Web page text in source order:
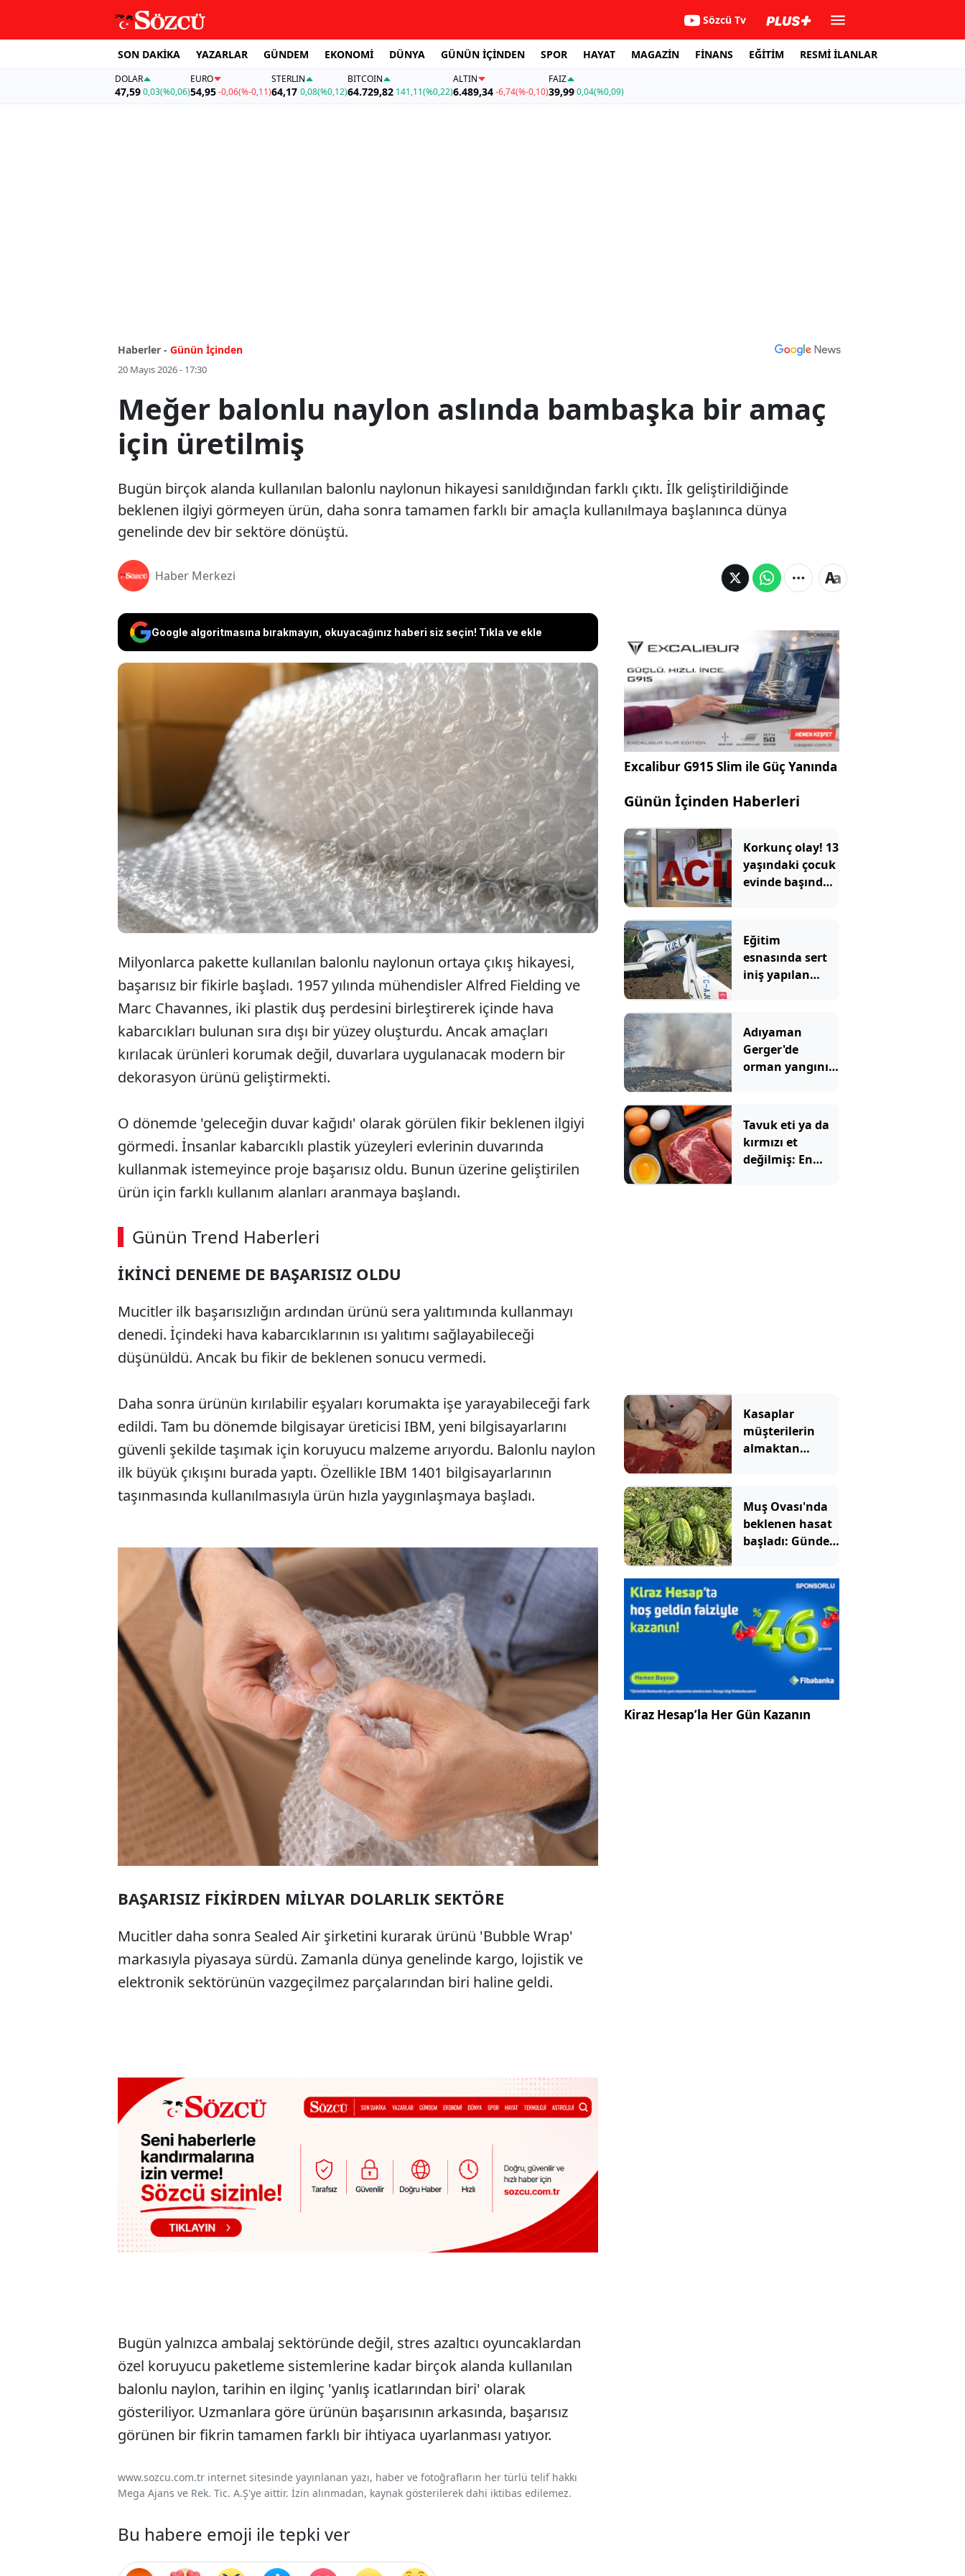
Sözcü Tv
SON DAKİKA YAZARLAR GÜNDEM EKONOMİ DÜNYA GÜNÜN İÇİNDEN SPOR HAYAT MAGAZİN FİNANS EĞİTİM RESMİ İLANLAR
DOLAR
47,590,03(%0,06)
EURO
54,95 -0,06(%-0,11)
STERLIN
64,17 0,08(%0,12)
BITCOIN
64.729,82 141,11(%0,22)
ALTIN
6.489,34-6,74(%-0,10)
FAİZ
39,990,04(%0,09)
Haberler - Günün İçinden
20 Mayıs 2026 - 17:30
Meğer balonlu naylon aslında bambaşka bir amaç
için üretilmiş
Bugün birçok alanda kullanılan balonlu naylonun hikayesi sanıldığından farklı çıktı. İlk geliştirildiğinde
beklenen ilgiyi görmeyen ürün, daha sonra tamamen farklı bir amaçla kullanılmaya başlanınca dünya
genelinde dev bir sektöre dönüştü.
Haber Merkezi
Google algoritmasına bırakmayın, okuyacağınız haberi siz seçin! Tıkla ve ekle
Bugün birçok alanda kullanılan balonlu naylonun hikayesi
sanıldığından farklı çıktı. İlk geliştirildiğinde beklenen ilgiyi
görmeyen ürün, daha sonra tamamen farklı bir amaçla
kullanılmaya başlanınca dünya genelinde dev bir sektöre
dönüştü.
Milyonlarca pakette kullanılan balonlu naylonun ortaya çıkış hikayesi,
başarısız bir fikirle başladı. 1957 yılında mühendisler Alfred Fielding ve
Marc Chavannes, iki plastik duş perdesini birleştirerek içinde hava
kabarcıkları bulunan sıra dışı bir yüzey oluşturdu. Ancak amaçları
kırılacak ürünleri korumak değil, duvarlara uygulanacak modern bir
dekorasyon ürünü geliştirmekti.
O dönemde 'geleceğin duvar kağıdı' olarak görülen fikir beklenen ilgiyi
görmedi. İnsanlar kabarcıklı plastik yüzeyleri evlerinin duvarında
kullanmak istemeyince proje başarısız oldu. Bunun üzerine geliştirilen
ürün için farklı kullanım alanları aranmaya başlandı.
Günün Trend Haberleri
İKİNCİ DENEME DE BAŞARISIZ OLDU
Mucitler ilk başarısızlığın ardından ürünü sera yalıtımında kullanmayı
denedi. İçindeki hava kabarcıklarının ısı yalıtımı sağlayabileceği
düşünüldü. Ancak bu fikir de beklenen sonucu vermedi.
Daha sonra ürünün kırılabilir eşyaları korumakta işe yarayabileceği fark
edildi. Tam bu dönemde bilgisayar üreticisi IBM, yeni bilgisayarlarını
güvenli şekilde taşımak için koruyucu malzeme arıyordu. Balonlu naylon
ilk büyük çıkışını burada yaptı. Özellikle IBM 1401 bilgisayarlarının
taşınmasında kullanılmasıyla ürün hızla yaygınlaşmaya başladı.
BAŞARISIZ FİKİRDEN MİLYAR DOLARLIK SEKTÖRE
Mucitler daha sonra Sealed Air şirketini kurarak ürünü 'Bubble Wrap'
markasıyla piyasaya sürdü. Zamanla dünya genelinde kargo, lojistik ve
elektronik sektörünün vazgeçilmez parçalarından biri haline geldi.
Bugün yalnızca ambalaj sektöründe değil, stres azaltıcı oyuncaklardan
özel koruyucu paketleme sistemlerine kadar birçok alanda kullanılan
balonlu naylon, tarihin en ilginç 'yanlış icatlarından biri' olarak
gösteriliyor. Uzmanlara göre ürünün başarısının arkasında, başarısız
görünen bir fikrin tamamen farklı bir ihtiyaca uyarlanması yatıyor.
www.sozcu.com.tr internet sitesinde yayınlanan yazı, haber ve fotoğrafların her türlü telif hakkı
Mega Ajans ve Rek. Tic. A.Ş'ye aittir. İzin alınmadan, kaynak gösterilerek dahi iktibas edilemez.
Bu habere emoji ile tepki ver
Excalibur G915 Slim ile Güç Yanında
Günün İçinden Haberleri
Korkunç olay! 13
yaşındaki çocuk
evinde başından
Eğitim
esnasında sert
iniş yapılan
Adıyaman
Gerger'de
orman yangını
Tavuk eti ya da
kırmızı et
değilmiş: En
Kasaplar
müşterilerin
almaktan
Muş Ovası'nda
beklenen hasat
başladı: Günde
Kiraz Hesap’la Her Gün Kazanın